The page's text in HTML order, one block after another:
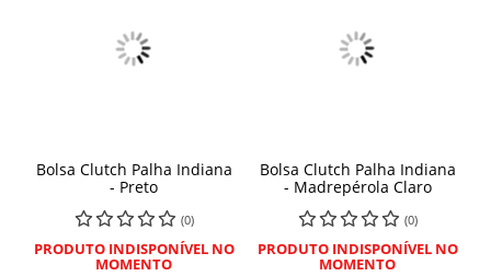
Bolsa Clutch Palha Indiana
- Preto
(0)
PRODUTO INDISPONÍVEL NO
MOMENTO
Bolsa Clutch Palha Indiana
- Madrepérola Claro
(0)
PRODUTO INDISPONÍVEL NO
MOMENTO